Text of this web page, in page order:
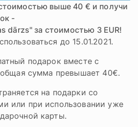
выше 40 € и получи
-
dārzs" за стоимостью 3 EUR!
до 15.01.2021.
подарок вместе с
общая сумма превышает 40€.
на подарки со
или при использовании уже
карты.